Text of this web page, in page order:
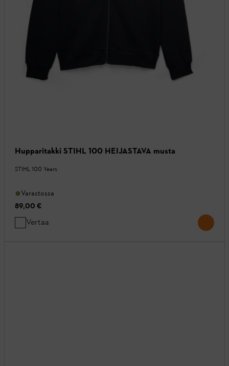
Hupparitakki STIHL 100 HEIJASTAVA musta
STIHL 100 Years
Varastossa
89,00 €
Vertaa